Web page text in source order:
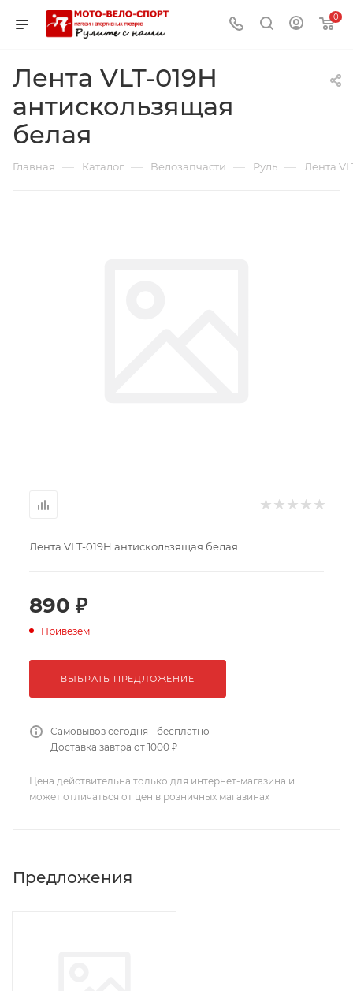
0
Лента VLT-019H
антискользящая
белая
Главная — Каталог — Велозапчасти — Руль — Лента
Лента VLT-019H антискользящая белая
890 ₽
Привезем
ВЫБРАТЬ ПРЕДЛОЖЕНИЕ
Самовывоз сегодня - бесплатно
Доставка завтра от 1000 ₽
Цена действительна только для интернет-магазина и
может отличаться от цен в розничных магазинах
Предложения